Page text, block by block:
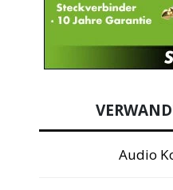
Audio